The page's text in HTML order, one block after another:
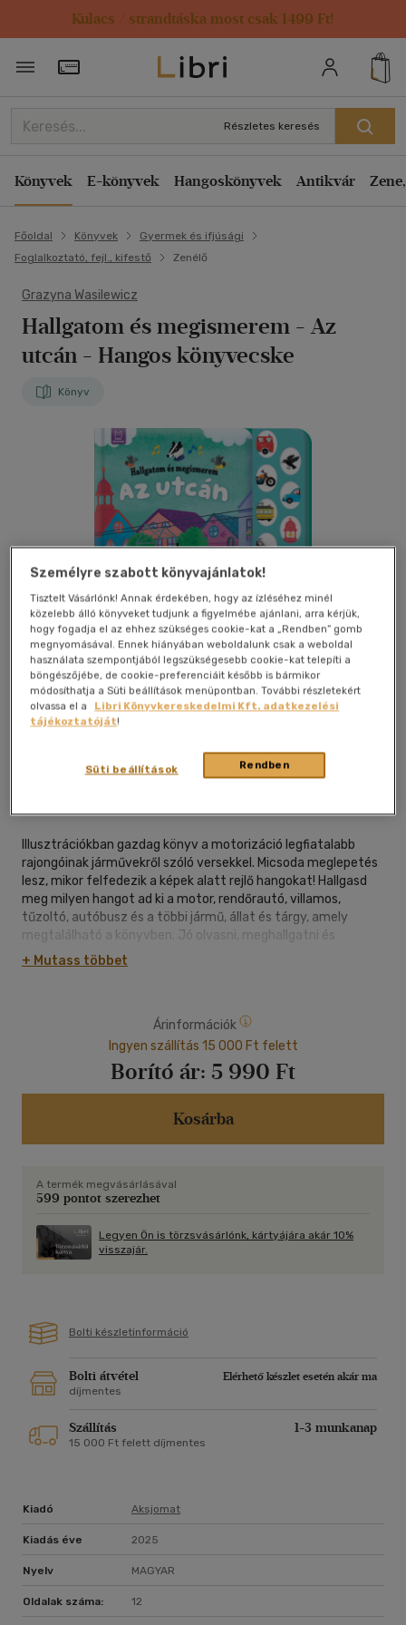
Kulacs / strandtáska most csak 1499 Ft!
Törzsvásárlói Kártya adatai
Részletes keresés
Könyvek E-könyvek Hangoskönyvek Antikvár
Főoldal Könyvek
Gyermek és ifjúsági
Foglalkoztató, fejl., kifestő
Zenélő
Grazyna Wasilewicz
Hallgatom és megismerem - Az
utcán - Hangos könyvecske
Könyv
Illusztrációkban gazdag könyv a motorizáció legfiatalabb
rajongóinak járművekről szóló versekkel. Micsoda meglepetés
lesz, mikor felfedezik a képek alatt rejlő hangokat! Hallgasd
meg milyen hangot ad ki a motor, rendőrautó, villamos,
tűzoltó, autóbusz és a többi jármű, állat és tárgy, amely
megtalálható a könyvben. Jó olvasni, meghallgatni és
nézegetni!
+ Mutass többet
Árinformációk
Ingyen szállítás 15 000 Ft felett
Borító ár: 5 990 Ft
Kosárba
A termék megvásárlásával
599 pontot szerezhet
Legyen Ön is törzsvásárlónk, kártyájára akár 10%
visszajár.
Bolti készletinformáció
Bolti átvétel
Elérhető készlet esetén akár ma
díjmentes
Szállítás 1-3 munkanap
15 000 Ft felett díjmentes
Kiadó Aksjomat
Kiadás éve 2025
Nyelv MAGYAR
Oldalak száma: 12
Személyre szabott könyvajánlatok!
Tisztelt Vásárlónk! Annak érdekében, hogy az ízléséhez minél
közelebb álló könyveket tudjunk a figyelmébe ajánlani, arra kérjük,
hogy fogadja el az ehhez szükséges cookie-kat a „Rendben” gomb
megnyomásával. Ennek hiányában weboldalunk csak a weboldal
használata szempontjából legszükségesebb cookie-kat telepíti a
böngészőjébe, de cookie-preferenciáit később is bármikor
módosíthatja a Süti beállítások menüpontban. További részletekért
olvassa el a
Libri Könyvkereskedelmi Kft. adatkezelési
tájékoztatóját!
Rendben
Süti beállítások